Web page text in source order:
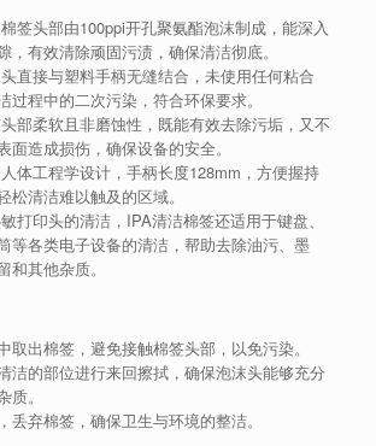
签头部由100ppi开孔聚氨酯泡沫制成，能深入
，有效清除顽固污渍，确保清洁彻底。
直接与塑料手柄无缝结合，未使用任何粘合
过程中的二次污染，符合环保要求。
部柔软且非磨蚀性，既能有效去除污垢，又不
面造成损伤，确保设备的安全。
体工程学设计，手柄长度128mm，方便握持
松清洁难以触及的区域。
打印头的清洁，IPA清洁棉签还适用于键盘、
等各类电子设备的清洁，帮助去除油污、墨
其他杂质。
取出棉签，避免接触棉签头部，以免污染。
洁的部位进行来回擦拭，确保泡沫头能够充分
。
丢弃棉签，确保卫生与环境的整洁。